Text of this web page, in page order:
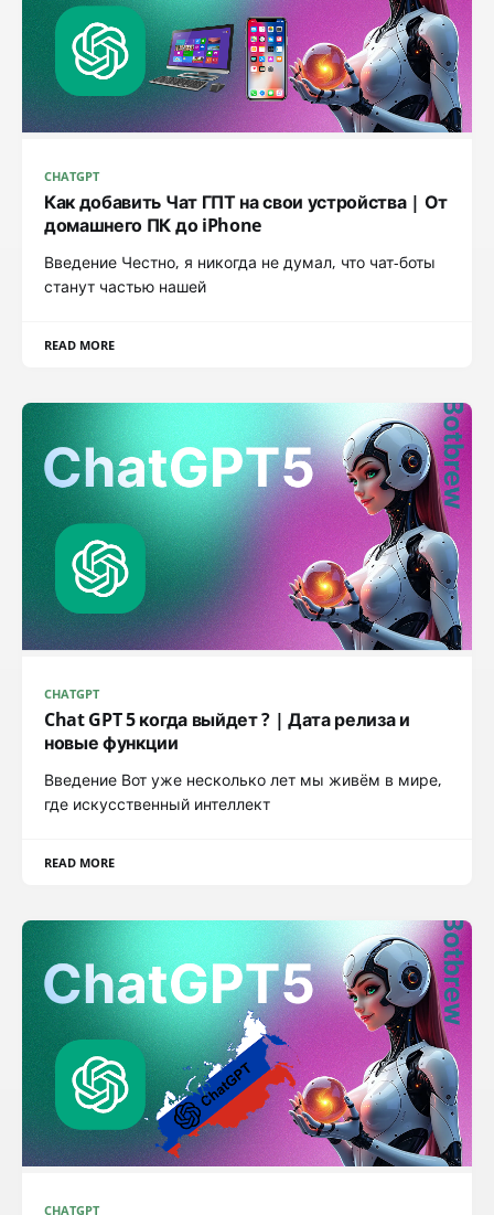
CHATGPT
Как добавить Чат ГПТ на свои устройства | От
домашнего ПК до iPhone
Введение Честно, я никогда не думал, что чат-боты
станут частью нашей
READ MORE
CHATGPT
Chat GPT 5 когда выйдет ? | Дата релиза и
новые функции
Введение Вот уже несколько лет мы живём в мире,
где искусственный интеллект
READ MORE
CHATGPT